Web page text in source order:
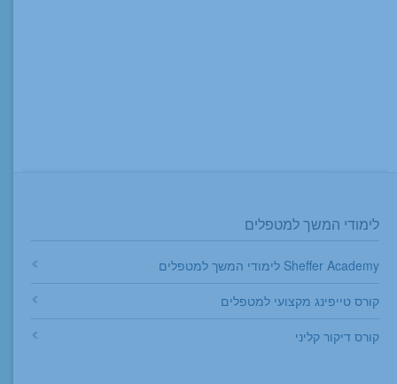
לימודי המשך למטפלים
Sheffer Academy לימודי המשך למטפלים
קורס טייפינג מקצועי למטפלים
קורס דיקור קליני